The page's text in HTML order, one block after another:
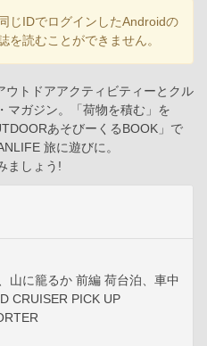
じIDでログインしたAndroidの
を読むことができません。
トドアアクティビティーとクル
マガジン。「荷物を積む」を
あそびーくるBOOK」で
旅に遊びに。
ましょう!
山に籠るか 前編 荷台泊、車中
CRUISER PICK UP